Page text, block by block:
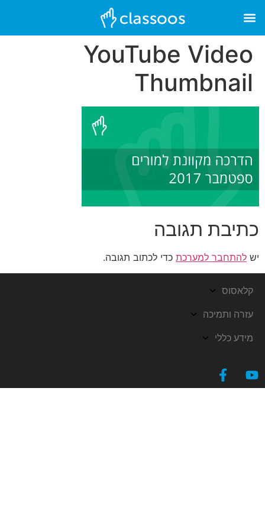
YouTube Video
Thumbnail
כתיבת תגובה
יש להתחבר למערכת כדי לכתוב תגובה.
קלאסוס
עזרה ותמיכה
מידע כללי